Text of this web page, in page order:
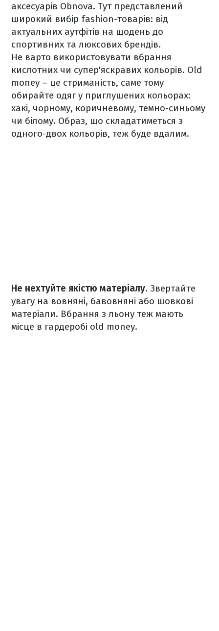
аксесуарів Obnova. Тут представлений
широкий вибір fashion-товарів: від
актуальних аутфітів на щодень до
спортивних та люксових брендів.
Не варто використовувати вбрання
кислотних чи супер'яскравих кольорів. Old
money – це стриманість, саме тому
обирайте одяг у приглушених кольорах:
хакі, чорному, коричневому, темно-синьому
чи білому. Образ, що складатиметься з
одного-двох кольорів, теж буде вдалим.
Не нехтуйте якістю матеріалу. Звертайте
увагу на вовняні, бавовняні або шовкові
матеріали. Вбрання з льону теж мають
місце в гардеробі old money.